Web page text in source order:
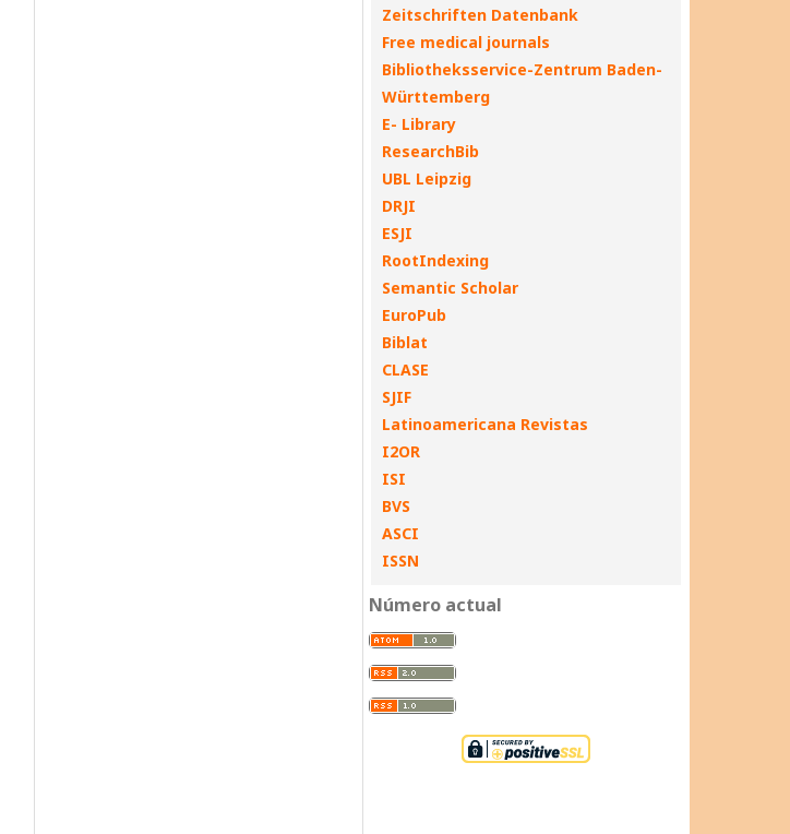
Zeitschriften Datenbank
Free medical journals
Bibliotheksservice-Zentrum Baden-
Württemberg
E- Library
ResearchBib
UBL Leipzig
DRJI
ESJI
RootIndexing
Semantic Scholar
EuroPub
Biblat
CLASE
SJIF
Latinoamericana Revistas
I2OR
ISI
BVS
ASCI
ISSN
Número actual